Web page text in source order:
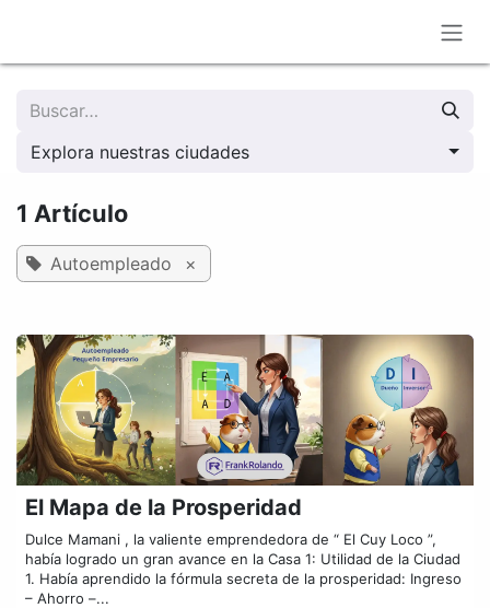
Explora nuestras ciudades
1 Artículo
Autoempleado ×
El Mapa de la Prosperidad
Dulce Mamani , la valiente emprendedora de “ El Cuy Loco ”,
había logrado un gran avance en la Casa 1: Utilidad de la Ciudad
1. Había aprendido la fórmula secreta de la prosperidad: Ingreso
– Ahorro –...